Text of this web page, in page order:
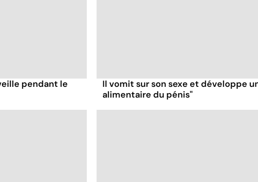
pendant le
Il vomit sur son sexe et développe
alimentaire du pénis"